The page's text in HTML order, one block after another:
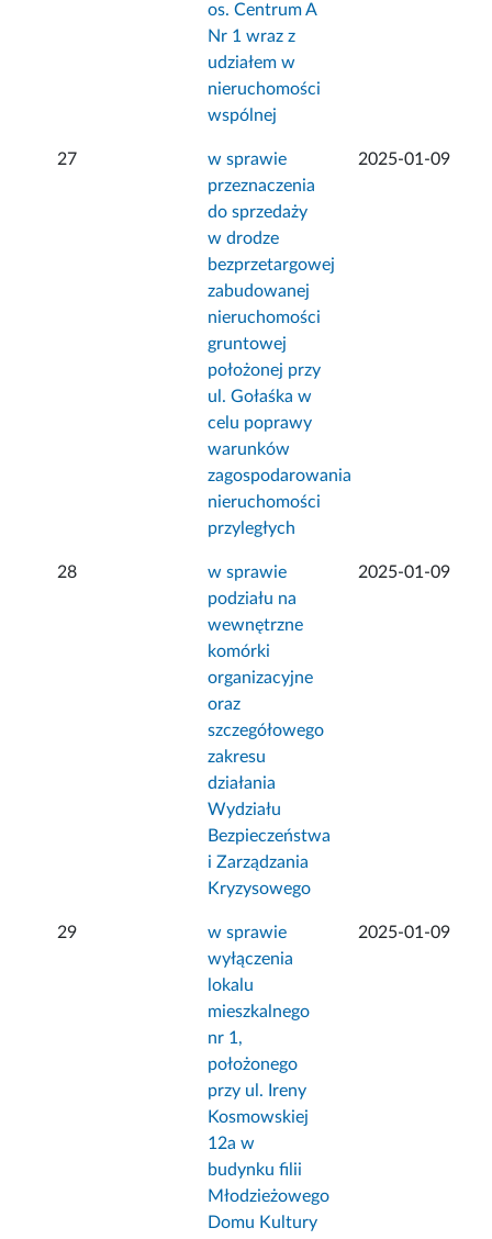
os. Centrum A
Nr 1 wraz z
udziałem w
nieruchomości
wspólnej
27
w sprawie
przeznaczenia
do sprzedaży
w drodze
bezprzetargowej
zabudowanej
nieruchomości
gruntowej
położonej przy
ul. Gołaśka w
celu poprawy
warunków
zagospodarowania
nieruchomości
przyległych
2025-01-09
28
w sprawie
podziału na
wewnętrzne
komórki
organizacyjne
oraz
szczegółowego
zakresu
działania
Wydziału
Bezpieczeństwa
i Zarządzania
Kryzysowego
2025-01-09
29
w sprawie
wyłączenia
lokalu
mieszkalnego
nr 1,
położonego
przy ul. Ireny
Kosmowskiej
12a w
budynku filii
Młodzieżowego
Domu Kultury
2025-01-09